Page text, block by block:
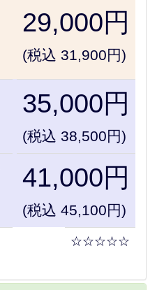
29,000円
(税込 31,900円)
35,000円
(税込 38,500円)
41,000円
(税込 45,100円)
☆☆☆☆☆